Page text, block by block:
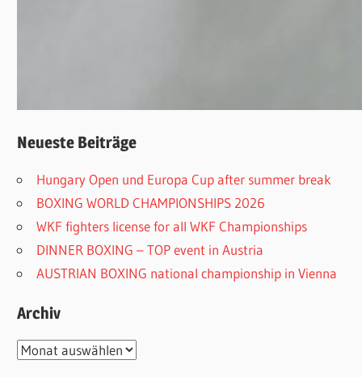
Neueste Beiträge
Hungary Open und Europa Cup after summer break
BOXING WORLD CHAMPIONSHIPS 2026
WKF fighters license for all WKF Championships
DINNER BOXING – TOP event in Austria
AUSTRIAN BOXING national championship in Vienna
Archiv
Archiv